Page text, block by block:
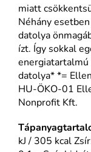
miatt
Néhány
datolya
ízt. Így sokkal
energiatartalmú
datolya* *=
HU-ÖKO-01
Nonprofit Kft.
kJ / 305 kcal